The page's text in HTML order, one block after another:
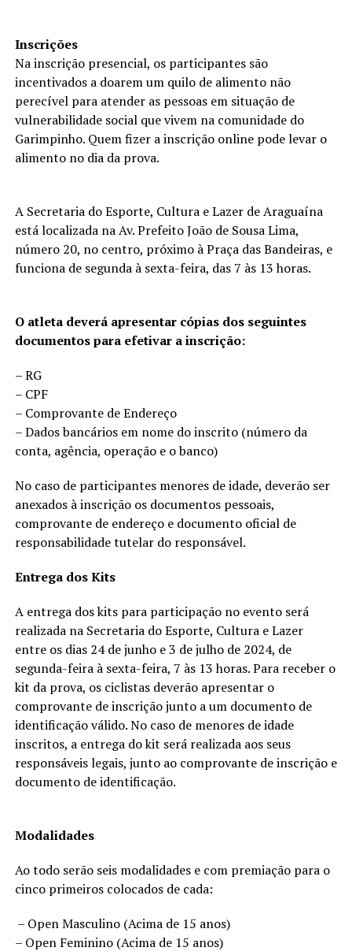
Inscrições
Na inscrição presencial, os participantes são
incentivados a doarem um quilo de alimento não
perecível para atender as pessoas em situação de
vulnerabilidade social que vivem na comunidade do
Garimpinho. Quem fizer a inscrição online pode levar o
alimento no dia da prova.
A Secretaria do Esporte, Cultura e Lazer de Araguaína
está localizada na Av. Prefeito João de Sousa Lima,
número 20, no centro, próximo à Praça das Bandeiras, e
funciona de segunda à sexta-feira, das 7 às 13 horas.
O atleta deverá apresentar cópias dos seguintes
documentos para efetivar a inscrição:
– RG
– CPF
– Comprovante de Endereço
– Dados bancários em nome do inscrito (número da
conta, agência, operação e o banco)
No caso de participantes menores de idade, deverão ser
anexados à inscrição os documentos pessoais,
comprovante de endereço e documento oficial de
responsabilidade tutelar do responsável.
Entrega dos Kits
A entrega dos kits para participação no evento será
realizada na Secretaria do Esporte, Cultura e Lazer
entre os dias 24 de junho e 3 de julho de 2024, de
segunda-feira à sexta-feira, 7 às 13 horas. Para receber o
kit da prova, os ciclistas deverão apresentar o
comprovante de inscrição junto a um documento de
identificação válido. No caso de menores de idade
inscritos, a entrega do kit será realizada aos seus
responsáveis legais, junto ao comprovante de inscrição e
documento de identificação.
Modalidades
Ao todo serão seis modalidades e com premiação para o
cinco primeiros colocados de cada:
– Open Masculino (Acima de 15 anos)
– Open Feminino (Acima de 15 anos)